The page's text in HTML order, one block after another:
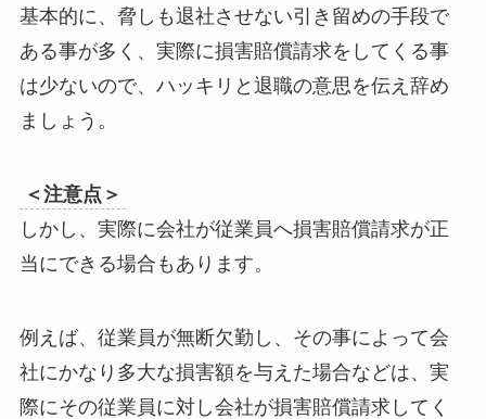
基本的に、脅しも退社させない引き留めの手段で
ある事が多く、実際に損害賠償請求をしてくる事
は少ないので、ハッキリと退職の意思を伝え辞め
ましょう。
＜注意点＞
しかし、実際に会社が従業員へ損害賠償請求が正
当にできる場合もあります。
例えば、従業員が無断欠勤し、その事によって会
社にかなり多大な損害額を与えた場合などは、実
際にその従業員に対し会社が損害賠償請求してく